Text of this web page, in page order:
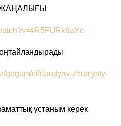
qogam/cifrlandyrw-zhumysty-
ұстаным керек